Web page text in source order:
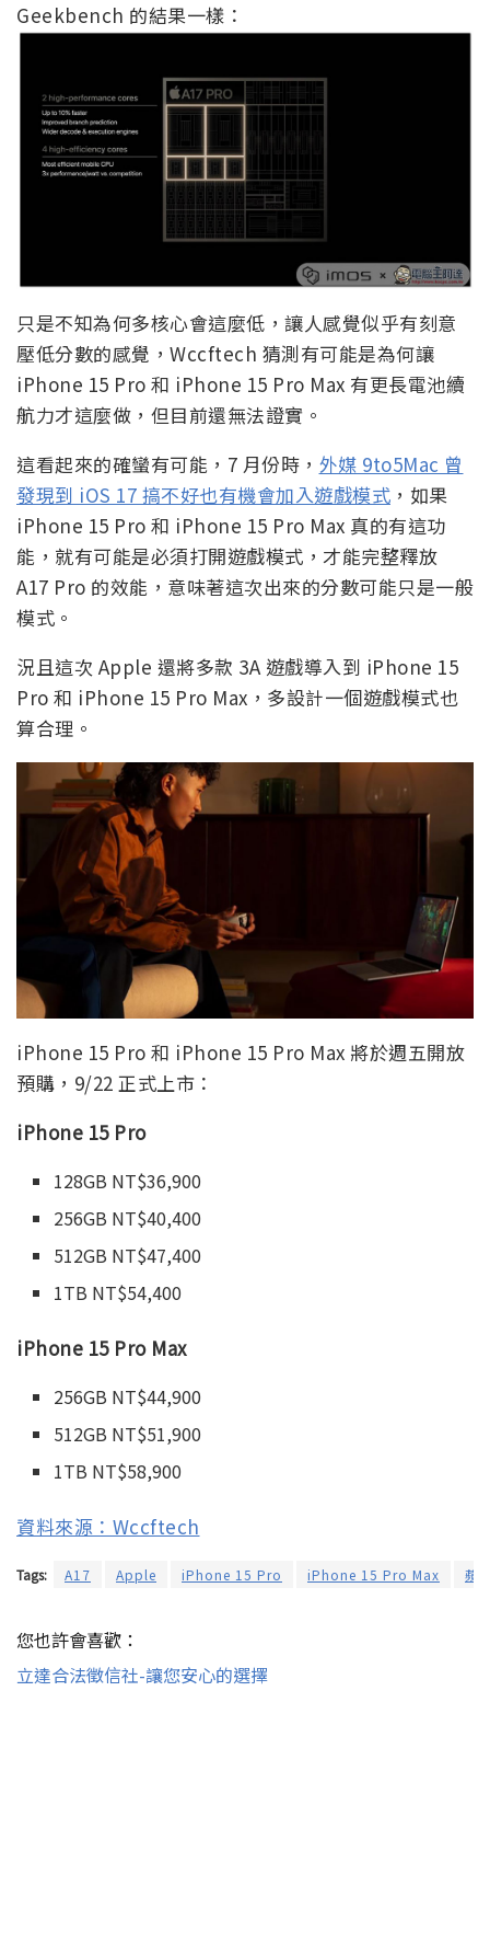
Geekbench 的結果一樣：
只是不知為何多核心會這麼低，讓人感覺似乎有刻意
壓低分數的感覺，Wccftech 猜測有可能是為何讓
iPhone 15 Pro 和 iPhone 15 Pro Max 有更長電池續
航力才這麼做，但目前還無法證實。
這看起來的確蠻有可能，7 月份時， 外媒 9to5Mac 曾
發現到 iOS 17 搞不好也有機會加入遊戲模式 ，如果
iPhone 15 Pro 和 iPhone 15 Pro Max 真的有這功
能，就有可能是必須打開遊戲模式，才能完整釋放
A17 Pro 的效能，意味著這次出來的分數可能只是一般
模式。
況且這次 Apple 還將多款 3A 遊戲導入到 iPhone 15
Pro 和 iPhone 15 Pro Max，多設計一個遊戲模式也
算合理。
iPhone 15 Pro 和 iPhone 15 Pro Max 將於週五開放
預購，9/22 正式上市：
iPhone 15 Pro
128GB NT$36,900
256GB NT$40,400
512GB NT$47,400
1TB NT$54,400
iPhone 15 Pro Max
256GB NT$44,900
512GB NT$51,900
1TB NT$58,900
資料來源：Wccftech
Tags: A17 Apple iPhone 15 Pro iPhone 15 Pro Max 蘋
您也許會喜歡：
立達合法徵信社-讓您安心的選擇